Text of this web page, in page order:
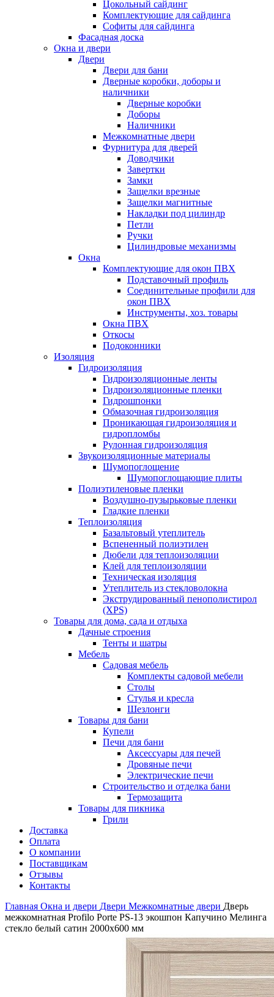
Цокольный сайдинг
Комплектующие для сайдинга
Софиты для сайдинга
Фасадная доска
Окна и двери
Двери
Двери для бани
Дверные коробки, доборы и
наличники
Дверные коробки
Доборы
Наличники
Межкомнатные двери
Фурнитура для дверей
Доводчики
Завертки
Замки
Защелки врезные
Защелки магнитные
Накладки под цилиндр
Петли
Ручки
Цилиндровые механизмы
Окна
Комплектующие для окон ПВХ
Подставочный профиль
Соединительные профили для
окон ПВХ
Инструменты, хоз. товары
Окна ПВХ
Откосы
Подоконники
Изоляция
Гидроизоляция
Гидроизоляционные ленты
Гидроизоляционные пленки
Гидрошпонки
Обмазочная гидроизоляция
Проникающая гидроизоляция и
гидропломбы
Рулонная гидроизоляция
Звукоизоляционные материалы
Шумопоглощение
Шумопоглощающие плиты
Полиэтиленовые пленки
Воздушно-пузырьковые пленки
Гладкие пленки
Теплоизоляция
Базальтовый утеплитель
Вспененный полиэтилен
Дюбели для теплоизоляции
Клей для теплоизоляции
Техническая изоляция
Утеплитель из стекловолокна
Экструдированный пенополистирол
(XPS)
Товары для дома, сада и отдыха
Дачные строения
Тенты и шатры
Мебель
Садовая мебель
Комплекты садовой мебели
Столы
Стулья и кресла
Шезлонги
Товары для бани
Купели
Печи для бани
Аксессуары для печей
Дровяные печи
Электрические печи
Строительство и отделка бани
Термозащита
Товары для пикника
Грили
Доставка
Оплата
О компании
Поставщикам
Отзывы
Контакты
Главная Окна и двери Двери Межкомнатные двери Дверь
межкомнатная Profilo Porte PS-13 экошпон Капучино Мелинга
стекло белый сатин 2000х600 мм